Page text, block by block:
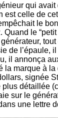
qui
est celle de
le
Quand le
générateur,
de l’épaule,
il annonça
la marque à
signée
détaillée
sur le
une lettre